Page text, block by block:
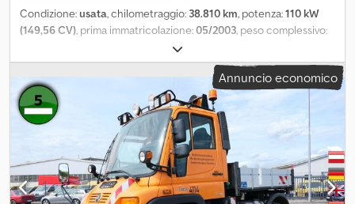
Condizione:usata, chilometraggio: 38.810 km, potenza:110 kW
(149,56 CV) , prima immatricolazione:05/2003 , peso complessivo:
diesel
configurazione degli assi:2 assi, tipo di ingranaggio:meccanico,
classe di emissione:
Euro 3, volume dello spazio di carico:2 m³,
larghezza vano di carico:
2.070 mm
, lunghezza spazio di carico:
2.450 mm
, altezza vano di carico:400 mm, Equipaggiamento:
ABS, trazione integrale
, Dettagli sovrastruttura: • Veicolo
comunale • Spargisale Schmidt • Tipo: SST 17 VAX Mitos Djdpfxey
Aq R Eo Akvjwa • 1,70 m³ • Anno di costruzione: 2001 • Ore di
esercizio: 2.652 h • Attrezzo anteriore tramite presa di forza con
avvolgitubo Ecodora • Sospensione indipendente (molle
Annuncio economico